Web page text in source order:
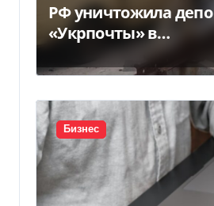
РФ уничтожила депо
«Укрпочты» в
Павлограде: есть
погибшие и ранены
Бизнес